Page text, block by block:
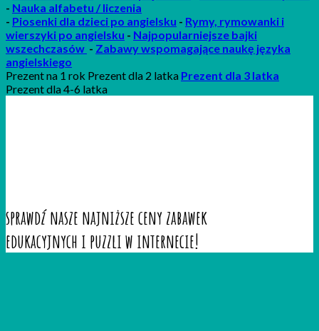
- Nauka alfabetu / liczenia
- Piosenki dla dzieci po angielsku - Rymy, rymowanki i
wierszyki po angielsku - Najpopularniejsze bajki
wszechczasów - Zabawy wspomagające naukę języka
angielskiego
Prezent na 1 rok Prezent dla 2 latka Prezent dla 3 latka
Prezent dla 4-6 latka
sprawdź nasze najniższe ceny zabawek
edukacyjnych i puzzli w internecie!